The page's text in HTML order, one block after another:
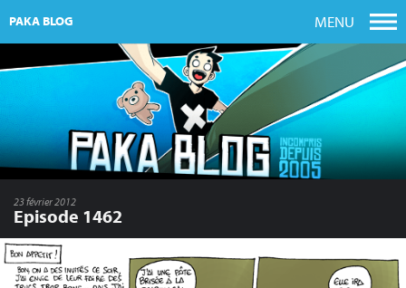
PAKA BLOG MENU
23 février 2012
Episode 1462